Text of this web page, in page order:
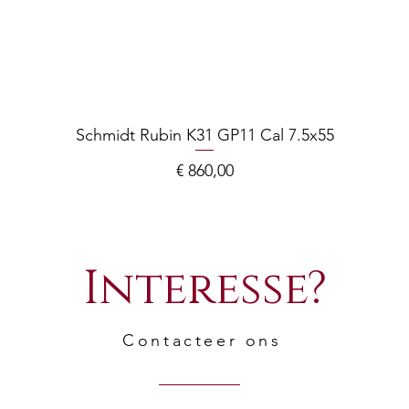
Schmidt Rubin K31 GP11 Cal 7.5x55
Prijs
€ 860,00
Interesse?
Contacteer ons